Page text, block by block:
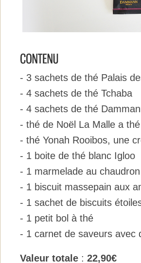
- 3 sachets de thé Palais
- 4 sachets de thé Tchaba
- 4 sachets de thé
- thé de Noël La Malle a thé
- thé Yonah Rooibos, une
- 1 boite de thé blanc Igloo
- 1 marmelade au
- 1 biscuit massepain aux
- 1 sachet de biscuits
- 1 petit bol à thé
- 1 carnet de saveurs avec
Valeur totale : 22,90€